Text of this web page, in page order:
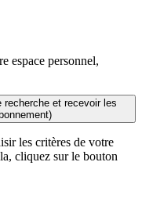
espace personnel,
et recevoir les
les critères de votre
cliquez sur le bouton